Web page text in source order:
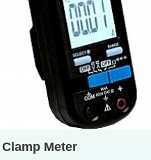
Meter